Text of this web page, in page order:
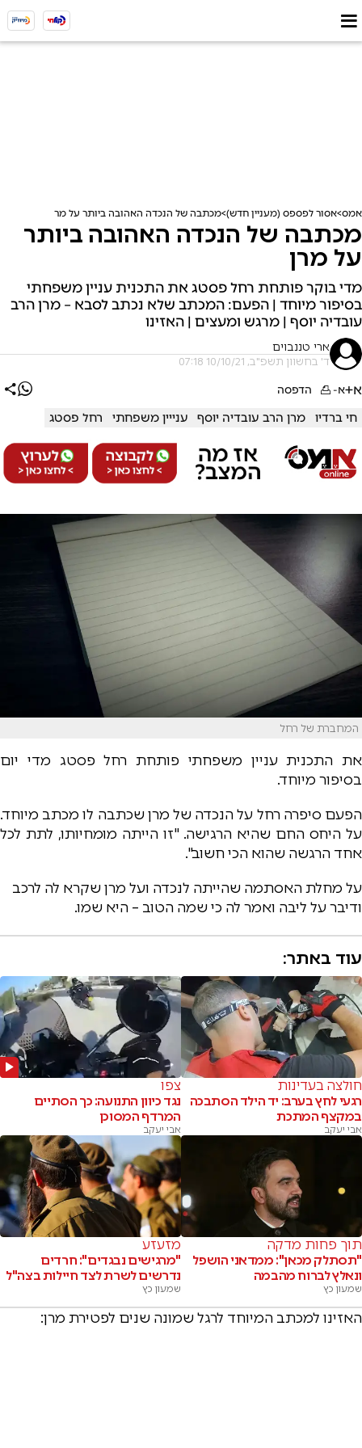
אמס אסור לפספס (מעניין חדש) מכתבה של הנכדה האהובה ביותר על מרן
מכתבה של הנכדה האהובה ביותר
על מרן
מדי בוקר פותחת רחל פסטג את התכנית עניין משפחתי
בסיפור מיוחד | הפעם: המכתב שלא נכתב לסבא – מרן הרב
עובדיה יוסף | מרגש ומעצים | האזינו
ארי טננבוים
ד' בחשוון תשפ"ב, 10/10/21 07:18
א+א- הדפסה
חי ברדיו מרן הרב עובדיה יוסף ענייין משפחתי רחל פסטג
המחברת של רחל
את התכנית עניין משפחתי פותחת רחל פסטג מדי יום
בסיפור מיוחד.
הפעם סיפרה רחל על הנכדה של מרן שכתבה לו מכתב מיוחד.
על היחס החם שהיא הרגישה. "זו הייתה מומחיותו, לתת לכל
אחד הרגשה שהוא הכי חשוב".
על מחלת האסתמה שהייתה לנכדה ועל מרן שקרא לה לרכב
ודיבר על ליבה ואמר לה כי שמה הטוב – היא שמו.
עוד באתר:
חולצה בעדינות
רגעי לחץ בערב: יד הילד הסתבכה
במקצף המתכת
אבי יעקב
צפו
נגד כיוון התנועה: כך הסתיים
המרדף המסוכן
אבי יעקב
תוך פחות מדקה
"תסתלק מכאן": ממדאני הושפל
ונאלץ לברוח מהבמה
שמעון כץ
מזעזע
"מרגישים נבגדים": חרדים
נדרשים לשרת לצד חיילות בצה"ל
שמעון כץ
האזינו למכתב המיוחד לרגל שמונה שנים לפטירת מרן: